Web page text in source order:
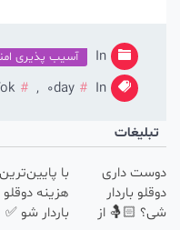
In آسیب پذیری امنیتی
In
0day
,
TikTok
داری
باردار
🤱🏻 از
با پایین‌ترین
هزینه دوقلو
باردار شو ✅